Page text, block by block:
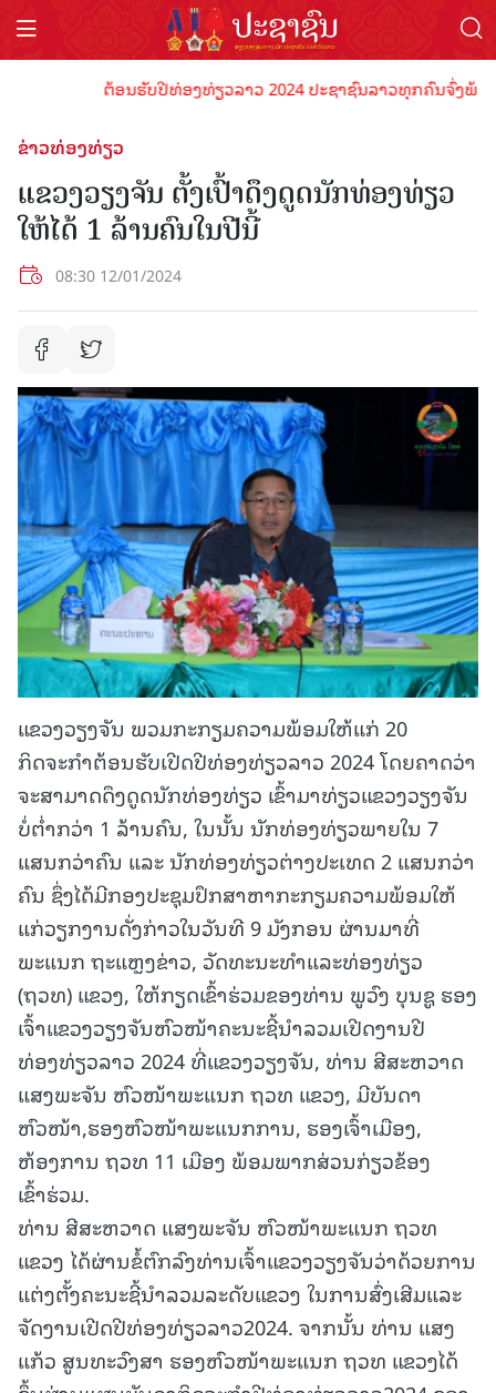
ຕ້ອນຮັບປີທ່ອງທ່ຽວລາວ 2024 ປະຊາຊົນລາວທຸກຄົນຈົ່ງພ້ອມ
ຂ່າວທ່ອງທ່ຽວ
ແຂວງວຽງຈັນ ຕັ້ງເປົ້າດຶງດູດນັກທ່ອງທ່ຽວ
ໃຫ້ໄດ້ 1 ລ້ານຄົນໃນປີນີ້
08:30 12/01/2024
ແຂວງວຽງຈັນ ພວມກະກຽມຄວາມພ້ອມໃຫ້ແກ່ 20
ກິດຈະກຳຕ້ອນຮັບເປີດປີທ່ອງທ່ຽວລາວ 2024 ໂດຍຄາດວ່າ
ຈະສາມາດດຶງດູດນັກທ່ອງທ່ຽວ ເຂົ້າມາທ່ຽວແຂວງວຽງຈັນ
ບໍ່ຕ່ຳກວ່າ 1 ລ້ານຄົນ, ໃນນັ້ນ ນັກທ່ອງທ່ຽວພາຍໃນ 7
ແສນກວ່າຄົນ ແລະ ນັກທ່ອງທ່ຽວຕ່າງປະເທດ 2 ແສນກວ່າ
ຄົນ ຊຶ່ງໄດ້ມີກອງປະຊຸມປຶກສາຫາກະກຽມຄວາມພ້ອມໃຫ້
ແກ່ວຽກງານດັ່ງກ່າວໃນວັນທີ 9 ມັງກອນ ຜ່ານມາທີ່
ພະແນກ ຖະແຫຼງຂ່າວ, ວັດທະນະທຳແລະທ່ອງທ່ຽວ
(ຖວທ) ແຂວງ, ໃຫ້ກຽດເຂົ້າຮ່ວມຂອງທ່ານ ພູວົງ ບຸນຊູ ຮອງ
ເຈົ້າແຂວງວຽງຈັນຫົວໜ້າຄະນະຊີ້ນຳລວມເປີດງານປີ
ທ່ອງທ່ຽວລາວ 2024 ທີ່ແຂວງວຽງຈັນ, ທ່ານ ສີສະຫວາດ
ແສງພະຈັນ ຫົວໜ້າພະແນກ ຖວທ ແຂວງ, ມີບັນດາ
ຫົວໜ້າ,ຮອງຫົວໜ້າພະແນກການ, ຮອງເຈົ້າເມືອງ,
ຫ້ອງການ ຖວທ 11 ເມືອງ ພ້ອມພາກສ່ວນກ່ຽວຂ້ອງ
ເຂົ້າຮ່ວມ.
ທ່ານ ສີສະຫວາດ ແສງພະຈັນ ຫົວໜ້າພະແນກ ຖວທ
ແຂວງ ໄດ້ຜ່ານຂໍ້ຕົກລົງທ່ານເຈົ້າແຂວງວຽງຈັນວ່າດ້ວຍການ
ແຕ່ງຕັ້ງຄະນະຊີ້ນຳລວມລະດັບແຂວງ ໃນການສົ່ງເສີມແລະ
ຈັດງານເປີດປີທ່ອງທ່ຽວລາວ2024. ຈາກນັ້ນ ທ່ານ ແສງ
ແກ້ວ ສູນທະວົງສາ ຮອງຫົວໜ້າພະແນກ ຖວທ ແຂວງໄດ້